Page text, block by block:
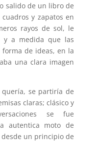
salido de un libro de
y zapatos en
rayos de sol, le
y a medida que las
de ideas, en la
una clara imagen
se partiría de
claras; clásico y
se fue
autentica moto de
un principio de